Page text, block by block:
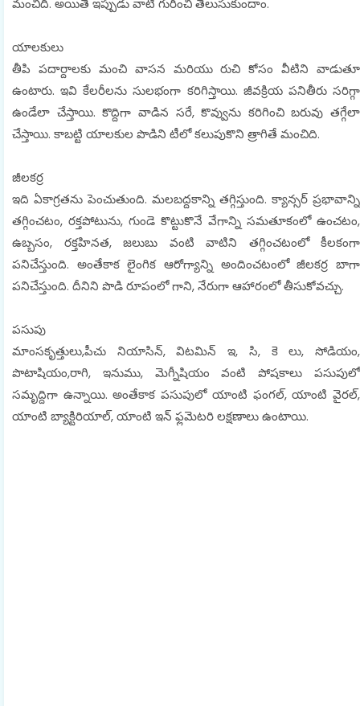
యాలకులు
తీపి పదార్దాలకు మంచి వాసన మరియు రుచి కోసం వీటిని వాడుతూ
ఉంటారు. ఇవి కేలరీలను సులభంగా కరిగిస్తాయి. జీవక్రియ పనితీరు సరిగ్గా
ఉండేలా చేస్తాయి. కొద్దిగా వాడిన సరే, కొవ్వును కరిగించి బరువు తగ్గేలా
చేస్తాయి. కాబట్టి యాలకుల పొడిని టీలో కలుపుకొని త్రాగితే మంచిది.
జీలకర్ర
ఇది ఏకాగ్రతను పెంచుతుంది. మలబద్దకాన్ని తగ్గిస్తుంది. క్యాన్సర్ ప్రభావాన్ని
తగ్గించటం, రక్తపోటును, గుండె కొట్టుకొనే వేగాన్ని సమతూకంలో ఉంచటం,
ఉబ్బసం, రక్తహినత, జలుబు వంటి వాటిని తగ్గించటంలో కీలకంగా
పనిచేస్తుంది. అంతేకాక లైంగిక ఆరోగ్యాన్ని అందించటంలో జీలకర్ర బాగా
పనిచేస్తుంది. దీనిని పొడి రూపంలో గాని, నేరుగా ఆహారంలో తీసుకోవచ్చు.
పసుపు
మాంసకృత్తులు,పీచు నియాసిన్, విటమిన్ ఇ, సి, కె లు, సోడియం,
పొటాషియం,రాగి, ఇనుము, మెగ్నీషియం వంటి పోషకాలు పసుపులో
సమృద్దిగా ఉన్నాయి. అంతేకాక పసుపులో యాంటి ఫంగల్, యాంటి వైరల్,
యాంటి బ్యాక్టిరియాల్, యాంటి ఇన్ ఫ్లమెటరి లక్షణాలు ఉంటాయి.